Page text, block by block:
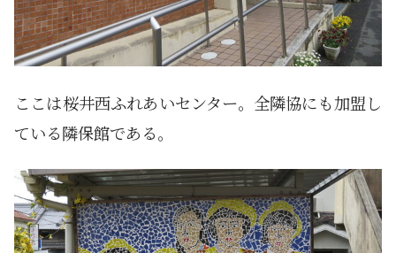
ここは桜井西ふれあいセンター。全隣協にも加盟し
ている隣保館である。